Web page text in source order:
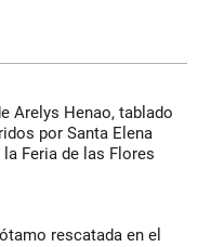
Arelys Henao, tablado
por Santa Elena
Feria de las Flores
rescatada en el